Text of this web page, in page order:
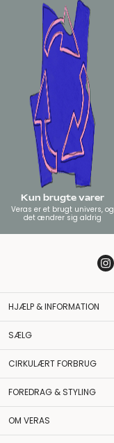
Kun brugte varer
Veras er et brugt univers, og
det ændrer sig aldrig
HJÆLP & INFORMATION
SÆLG
CIRKULÆRT FORBRUG
FOREDRAG & STYLING
OM VERAS